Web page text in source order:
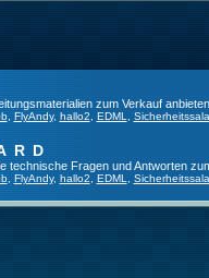
zum Verkauf
, FlyAndy, hallo2 EDML
technische Fragen und Antworten
, FlyAndy, hallo2 EDML